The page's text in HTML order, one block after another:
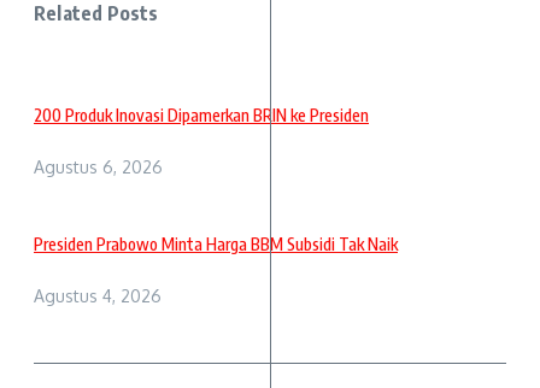
Related Posts
200 Produk Inovasi Dipamerkan BRIN ke Presiden
Agustus 6, 2026
Presiden Prabowo Minta Harga BBM Subsidi Tak Naik
Agustus 4, 2026